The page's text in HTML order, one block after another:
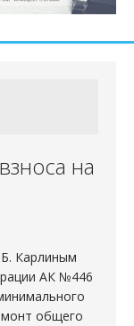
на
Карлиным
АК №446
общего